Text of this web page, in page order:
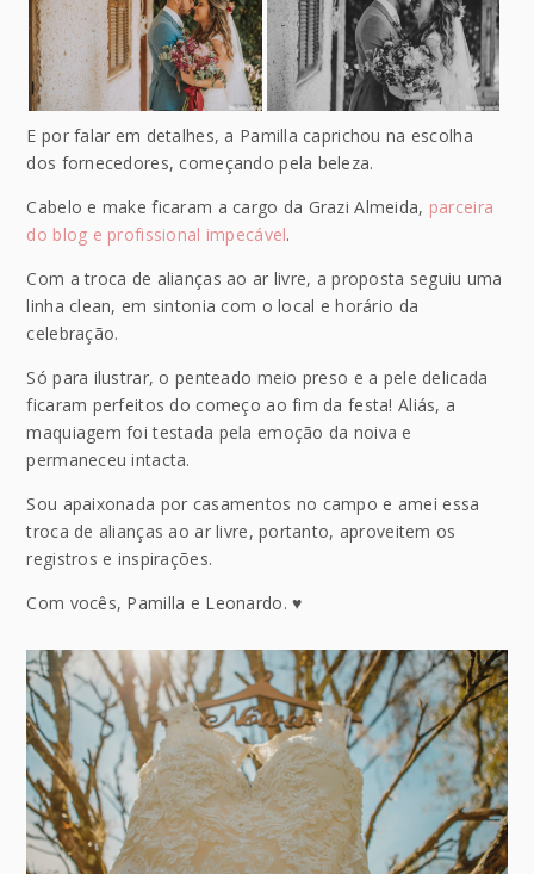
E por falar em detalhes, a Pamilla caprichou na escolha
dos fornecedores, começando pela beleza.
Cabelo e make ficaram a cargo da Grazi Almeida, parceira
do blog e profissional impecável.
Com a troca de alianças ao ar livre, a proposta seguiu uma
linha clean, em sintonia com o local e horário da
celebração.
Só para ilustrar, o penteado meio preso e a pele delicada
ficaram perfeitos do começo ao fim da festa! Aliás, a
maquiagem foi testada pela emoção da noiva e
permaneceu intacta.
Sou apaixonada por casamentos no campo e amei essa
troca de alianças ao ar livre, portanto, aproveitem os
registros e inspirações.
Com vocês, Pamilla e Leonardo. ♥